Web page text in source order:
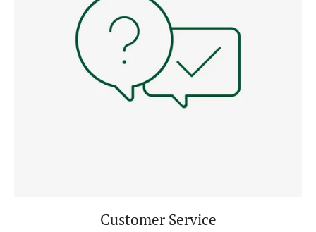
Customer Service